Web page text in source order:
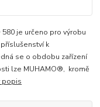
je určeno pro výrobu
k
se o obdobu zařízení
lze MUHAMO®, kromě
popis